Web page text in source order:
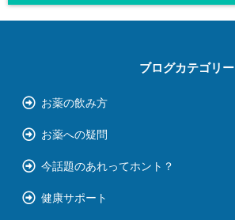
ブログカテゴリー
お薬の飲み方
お薬への疑問
今話題のあれってホント？
健康サポート